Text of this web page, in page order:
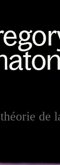
théorie de